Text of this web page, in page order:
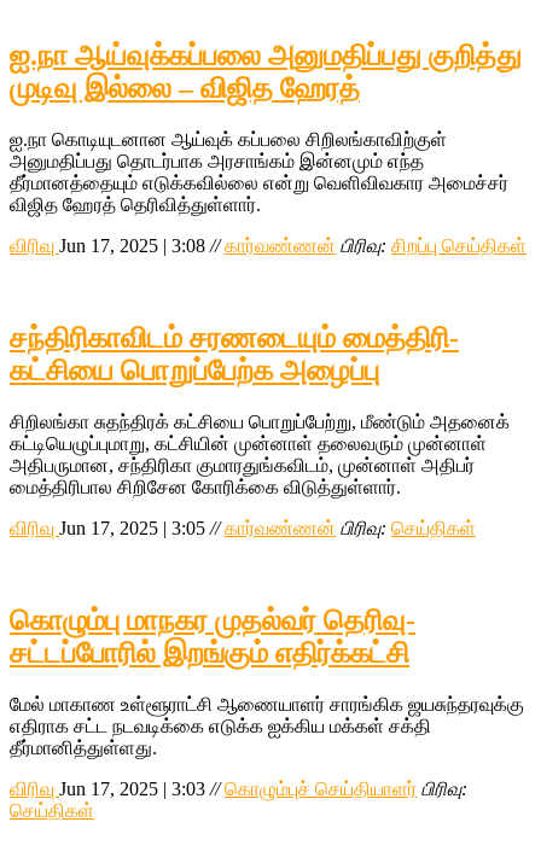
ஐ.நா ஆய்வுக்கப்பலை அனுமதிப்பது குறித்து
முடிவு இல்லை – விஜித ஹேரத்
ஐ.நா கொடியுடனான ஆய்வுக் கப்பலை சிறிலங்காவிற்குள்
அனுமதிப்பது தொடர்பாக அரசாங்கம் இன்னமும் எந்த
தீர்மானத்தையும் எடுக்கவில்லை என்று வெளிவிவகார அமைச்சர்
விஜித ஹேரத் தெரிவித்துள்ளார்.
விரிவு Jun 17, 2025 | 3:08 // கார்வண்ணன் பிரிவு: சிறப்பு செய்திகள்
சந்திரிகாவிடம் சரணடையும் மைத்திரி-
கட்சியை பொறுப்பேற்க அழைப்பு
சிறிலங்கா சுதந்திரக் கட்சியை பொறுப்பேற்று, மீண்டும் அதனைக்
கட்டியெழுப்புமாறு, கட்சியின் முன்னாள் தலைவரும் முன்னாள்
அதிபருமான, சந்திரிகா குமாரதுங்கவிடம், முன்னாள் அதிபர்
மைத்திரிபால சிறிசேன கோரிக்கை விடுத்துள்ளார்.
விரிவு Jun 17, 2025 | 3:05 // கார்வண்ணன் பிரிவு: செய்திகள்
கொழும்பு மாநகர முதல்வர் தெரிவு-
சட்டப்போரில் இறங்கும் எதிர்க்கட்சி
மேல் மாகாண உள்ளூராட்சி ஆணையாளர் சாரங்கிக ஜயசுந்தரவுக்கு
எதிராக சட்ட நடவடிக்கை எடுக்க ஐக்கிய மக்கள் சக்தி
தீர்மானித்துள்ளது.
விரிவு Jun 17, 2025 | 3:03 // கொழும்புச் செய்தியாளர் பிரிவு:
செய்திகள்